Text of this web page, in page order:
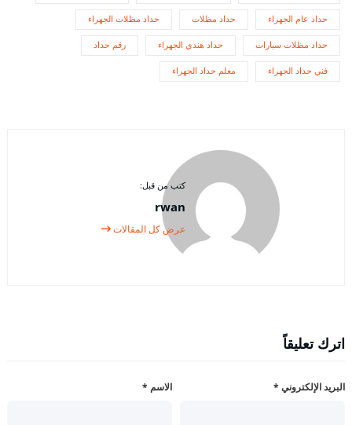
حداد عام الجهراء حداد مظلات حداد مظلات الجهراء
حداد مظلات سيارات حداد هندي الجهراء رقم حداد
فني حداد الجهراء معلم حداد الجهراء
كتب من قبل:
rwan
عرض كل المقالات
اترك تعليقاً
الاسم * البريد الإلكتروني *